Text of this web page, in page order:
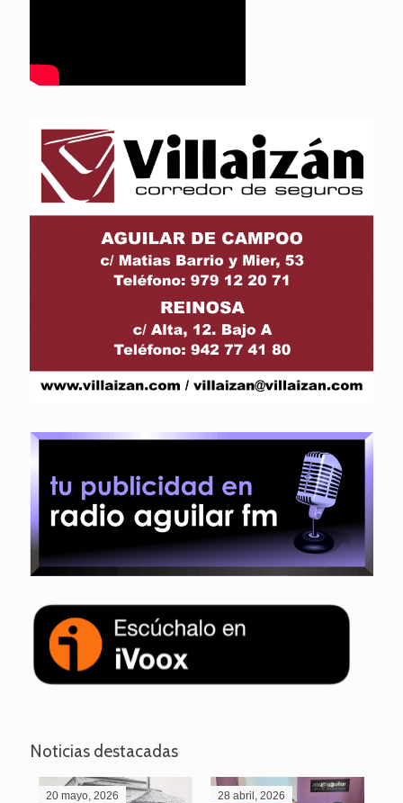
Noticias destacadas
20 mayo, 2026 28 abril, 2026